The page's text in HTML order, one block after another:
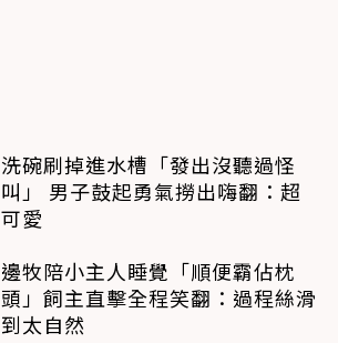
洗碗刷掉進水槽「發出沒聽過怪
叫」 男子鼓起勇氣撈出嗨翻：超
可愛
邊牧陪小主人睡覺「順便霸佔枕
頭」飼主直擊全程笑翻：過程絲滑
到太自然